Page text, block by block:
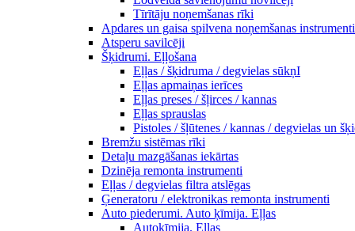
Tīrītāju noņemšanas rīki
Apdares un gaisa spilvena noņemšanas instrumenti
Atsperu savilcēji
Šķidrumi. Eļļošana
Eļļas / šķidruma / degvielas sūkņI
Eļļas apmaiņas ierīces
Eļļas preses / šļirces / kannas
Eļļas sprauslas
Pistoles / šļūtenes / kannas / degvielas un
Bremžu sistēmas rīki
Detaļu mazgāšanas iekārtas
Dzinēja remonta instrumenti
Eļļas / degvielas filtra atslēgas
Ģeneratoru / elektronikas remonta instrumenti
Auto piederumi. Auto ķīmija. Eļļas
Autoķīmija. Eļļas